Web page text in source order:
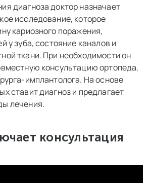
диагноза доктор назначает
исследование, которое
кариозного поражения,
у зуба, состояние каналов и
ткани. При необходимости он
консультацию ортопеда,
имплантолога. На основе
ставит диагноз и предлагает
лечения.
консультация